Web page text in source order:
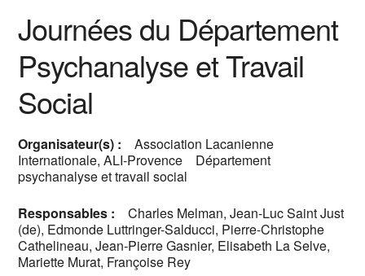
Journées du Département
Psychanalyse et Travail
Social
Organisateur(s) : Association Lacanienne
Internationale, ALI-Provence Département
psychanalyse et travail social
Responsables : Charles Melman, Jean-Luc Saint Just
(de), Edmonde Luttringer-Salducci, Pierre-Christophe
Cathelineau, Jean-Pierre Gasnier, Elisabeth La Selve,
Mariette Murat, Françoise Rey